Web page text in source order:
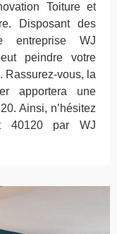
Toiture et
Disposant des
entreprise WJ
peindre votre
Rassurez-vous, la
apportera une
Ainsi, n’hésitez
40120 par WJ